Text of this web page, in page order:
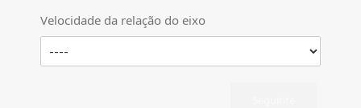
Velocidade da relação do eixo